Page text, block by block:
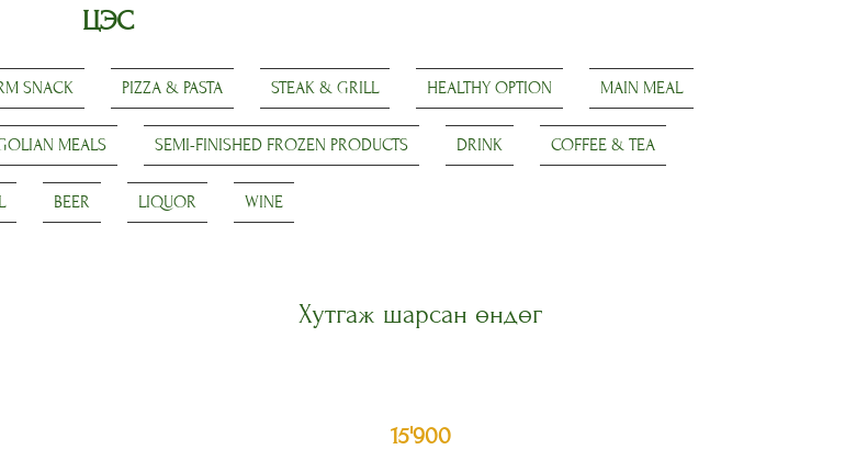
ЦЭС
SNACK PIZZA & PASTA STEAK & GRILL HEALTHY OPTION MAIN MEAL
MEALS SEMI-FINISHED FROZEN PRODUCTS DRINK COFFEE & TEA
BEER LIQUOR WINE
Хутгаж шарсан өндөг
15'900